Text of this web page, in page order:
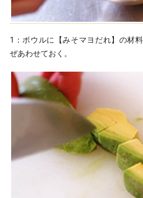
1：ボウルに【みそマヨだれ】の材
ぜあわせておく。